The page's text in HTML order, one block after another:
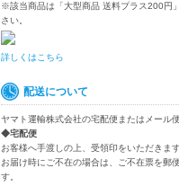
※該当商品は「大型商品 送料プラス200円
さい。
詳しくはこちら
配送について
ヤマト運輸株式会社の宅配便またはメール
◆宅配便
お客様へ手渡しの上、受領印をいただきます
お届け時にご不在の場合は、ご不在票を郵
す。